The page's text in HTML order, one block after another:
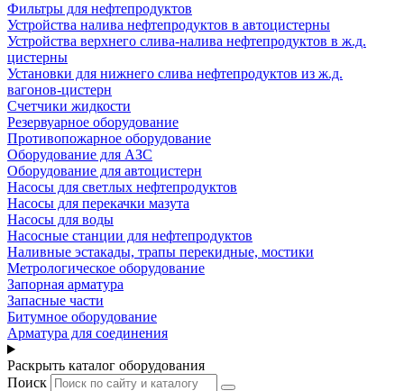
Фильтры для нефтепродуктов
Устройства налива нефтепродуктов в автоцистерны
Устройства верхнего слива-налива нефтепродуктов в ж.д.
цистерны
Установки для нижнего слива нефтепродуктов из ж.д.
вагонов-цистерн
Счетчики жидкости
Резервуарное оборудование
Противопожарное оборудование
Оборудование для АЗС
Оборудование для автоцистерн
Насосы для светлых нефтепродуктов
Насосы для перекачки мазута
Насосы для воды
Насосные станции для нефтепродуктов
Наливные эстакады, трапы перекидные, мостики
Метрологическое оборудование
Запорная арматура
Запасные части
Битумное оборудование
Арматура для соединения
Раскрыть каталог оборудования
Поиск